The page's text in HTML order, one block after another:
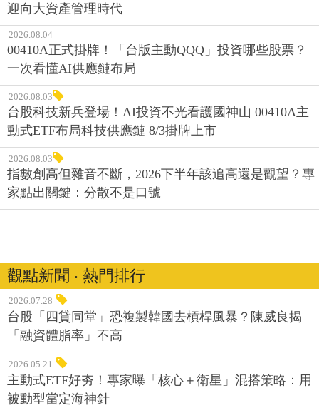
迎向大資產管理時代
2026.08.04
00410A正式掛牌！「台版主動QQQ」投資哪些股票？
一次看懂AI供應鏈布局
2026.08.03
台股科技新兵登場！AI投資不光看護國神山 00410A主
動式ETF布局科技供應鏈 8/3掛牌上市
2026.08.03
指數創高但雜音不斷，2026下半年該追高還是觀望？專
家點出關鍵：分散不是口號
觀點新聞 ‧ 熱門排行
2026.07.28
台股「四貸同堂」恐複製韓國去槓桿風暴？陳威良揭
「融資體脂率」不高
2026.05.21
主動式ETF好夯！專家曝「核心＋衛星」混搭策略：用
被動型當定海神針